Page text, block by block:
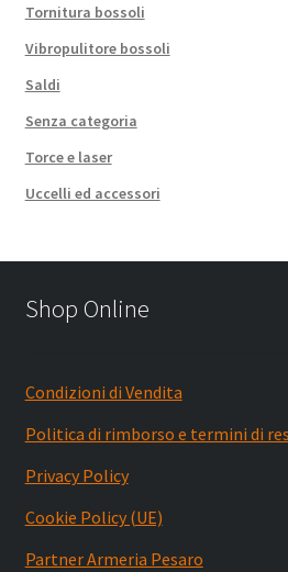
Tornitura bossoli
Vibropulitore bossoli
Saldi
Senza categoria
Torce e laser
Uccelli ed accessori
Shop Online
Condizioni di Vendita
Politica di rimborso e termini di
Privacy Policy
Cookie Policy (UE)
Partner Armeria Pesaro